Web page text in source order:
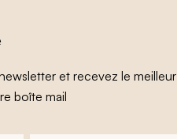
et recevez le meilleur
boîte mail